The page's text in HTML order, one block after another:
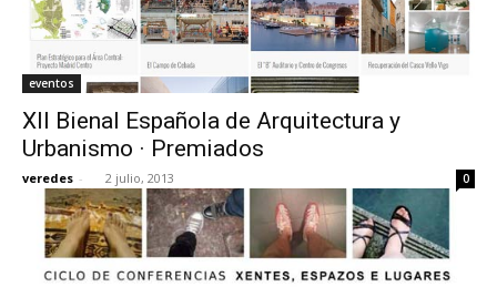
eventos
XII Bienal Española de Arquitectura y
Urbanismo · Premiados
veredes - 2 julio, 2013 0